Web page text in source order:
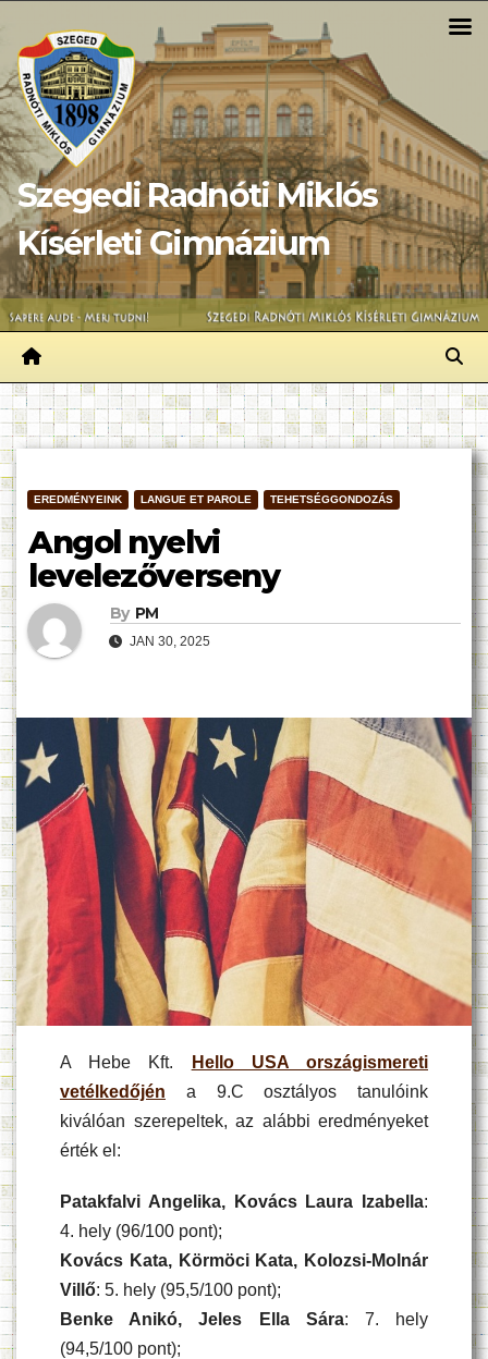
content
Szegedi Radnóti Miklós
Kísérleti Gimnázium
EREDMÉNYEINK LANGUE ET PAROLE TEHETSÉGGONDOZÁS
Angol nyelvi
levelezőverseny
By PM
JAN 30, 2025
A Hebe Kft.
Hello USA országismereti
vetélkedőjén a 9.C osztályos tanulóink
kiválóan szerepeltek, az alábbi eredményeket
érték el:
Patakfalvi Angelika, Kovács Laura Izabella:
4. hely (96/100 pont);
Kovács Kata, Körmöci Kata, Kolozsi-Molnár
Villő: 5. hely (95,5/100 pont);
Benke Anikó, Jeles Ella Sára: 7. hely
(94,5/100 pont);